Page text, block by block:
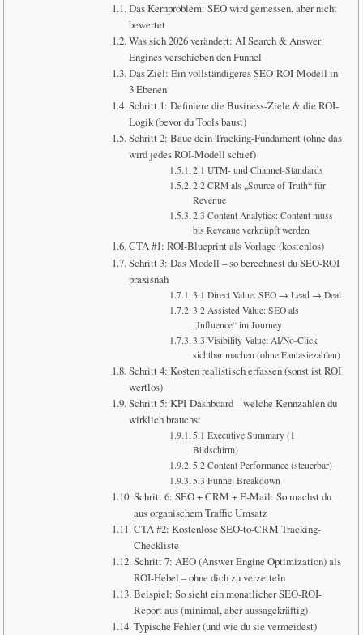
Das Kernproblem: SEO wird gemessen, aber nicht
bewertet
Was sich 2026 verändert: AI Search & Answer
Engines verschieben den Funnel
Das Ziel: Ein vollständigeres SEO-ROI-Modell in
3 Ebenen
Schritt 1: Definiere die Business-Ziele & die ROI-
Logik (bevor du Tools baust)
Schritt 2: Baue dein Tracking-Fundament (ohne das
wird jedes ROI-Modell schief)
2.1 UTM- und Channel-Standards
2.2 CRM als „Source of Truth“ für
Revenue
2.3 Content Analytics: Content muss
bis Revenue verknüpft werden
CTA #1: ROI-Blueprint als Vorlage (kostenlos)
Schritt 3: Das Modell – so berechnest du SEO-ROI
praxisnah
3.1 Direct Value: SEO → Lead → Deal
3.2 Assisted Value: SEO als
„Influence“ im Journey
3.3 Visibility Value: AI/No-Click
sichtbar machen (ohne Fantasiezahlen)
Schritt 4: Kosten realistisch erfassen (sonst ist ROI
wertlos)
Schritt 5: KPI-Dashboard – welche Kennzahlen du
wirklich brauchst
5.1 Executive Summary (1
Bildschirm)
5.2 Content Performance (steuerbar)
5.3 Funnel Breakdown
Schritt 6: SEO + CRM + E-Mail: So machst du
aus organischem Traffic Umsatz
CTA #2: Kostenlose SEO-to-CRM Tracking-
Checkliste
Schritt 7: AEO (Answer Engine Optimization) als
ROI-Hebel – ohne dich zu verzetteln
Beispiel: So sieht ein monatlicher SEO-ROI-
Report aus (minimal, aber aussagekräftig)
Typische Fehler (und wie du sie vermeidest)